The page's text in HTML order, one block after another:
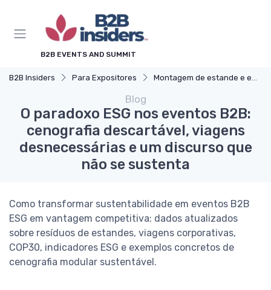
B2B EVENTS AND SUMMIT
B2B Insiders Para Expositores Montagem de estande e experiência do visitante
Blog
O paradoxo ESG nos eventos B2B:
cenografia descartável, viagens
desnecessárias e um discurso que
não se sustenta
Como transformar sustentabilidade em eventos B2B
ESG em vantagem competitiva: dados atualizados
sobre resíduos de estandes, viagens corporativas,
COP30, indicadores ESG e exemplos concretos de
cenografia modular sustentável.